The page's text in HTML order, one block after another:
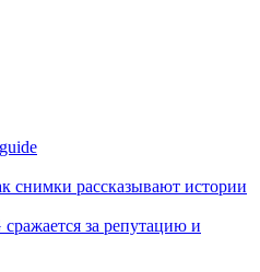
снимки рассказывают истории
за репутацию и